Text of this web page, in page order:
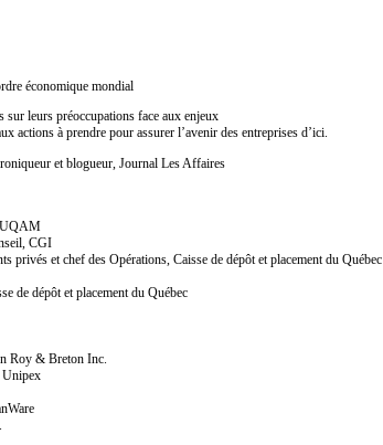
économique mondial
sur leurs préoccupations face aux enjeux
actions à prendre pour assurer l’avenir des entreprises d’ici.
et blogueur, Journal Les Affaires
UQAM
CGI
privés et chef des Opérations, Caisse de dépôt et placement du Québec
de dépôt et placement du Québec
Roy & Breton Inc.
Unipex